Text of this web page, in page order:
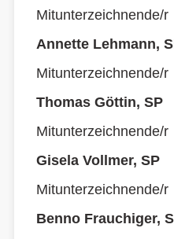
Mitunterzeichnende/r
Annette Lehmann,
Mitunterzeichnende/r
Thomas Göttin, SP
Mitunterzeichnende/r
Gisela Vollmer, SP
Mitunterzeichnende/r
Benno Frauchiger,